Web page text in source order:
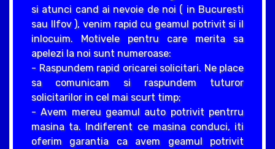
si atunci cand ai nevoie de noi ( in Bucuresti
sau Ilfov ), venim rapid cu geamul potrivit si il
inlocuim. Motivele pentru care merita sa
apelezi la noi sunt numeroase:
- Raspundem rapid oricarei solicitari. Ne place
sa comunicam si raspundem tuturor
solicitarilor in cel mai scurt timp;
- Avem mereu geamul auto potrivit pentrru
masina ta. Indiferent ce masina conduci, iti
oferim garantia ca avem geamul potrivit